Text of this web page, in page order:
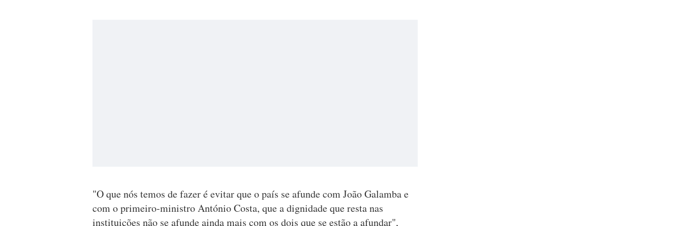
"O que nós temos de fazer é evitar que o país se afunde com João Galamba e
com o primeiro-ministro António Costa, que a dignidade que resta nas
instituições não se afunde ainda mais com os dois que se estão a afundar",